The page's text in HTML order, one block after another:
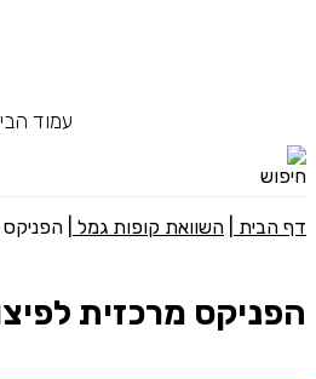
עמוד
דף הבית השוואת קופות גמל הפניקס
הפניקס מרכזית